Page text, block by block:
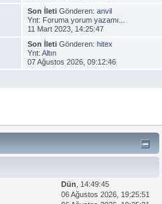
Son İleti Gönderen:anvil
Ynt: Foruma yorum yazamı...
11 Mart 2023, 14:25:47
Son İleti Gönderen:hitex
Ynt: Altın
07 Ağustos 2026, 09:12:46
Dün , 14:49:45
06 Ağustos 2026, 19:25:51